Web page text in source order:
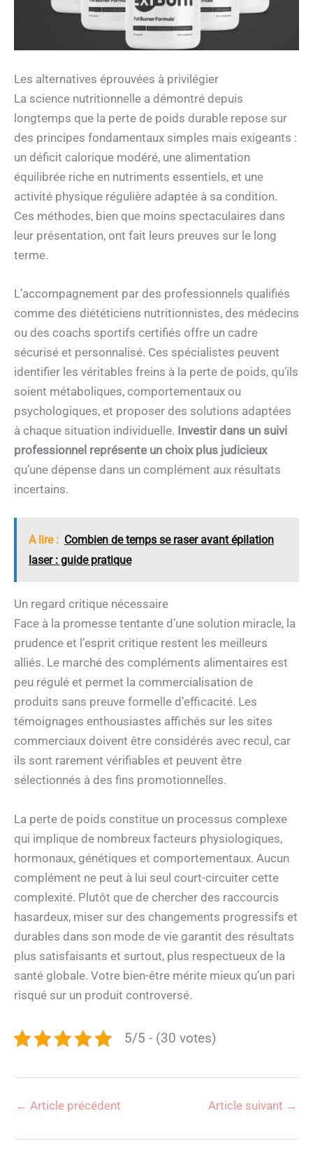
Les alternatives éprouvées à privilégier
La science nutritionnelle a démontré depuis
longtemps que la perte de poids durable repose sur
des principes fondamentaux simples mais exigeants :
un déficit calorique modéré, une alimentation
équilibrée riche en nutriments essentiels, et une
activité physique régulière adaptée à sa condition.
Ces méthodes, bien que moins spectaculaires dans
leur présentation, ont fait leurs preuves sur le long
terme.
L’accompagnement par des professionnels qualifiés
comme des diététiciens nutritionnistes, des médecins
ou des coachs sportifs certifiés offre un cadre
sécurisé et personnalisé. Ces spécialistes peuvent
identifier les véritables freins à la perte de poids, qu’ils
soient métaboliques, comportementaux ou
psychologiques, et proposer des solutions adaptées
à chaque situation individuelle. Investir dans un suivi
professionnel représente un choix plus judicieux
qu’une dépense dans un complément aux résultats
incertains.
A lire : Combien de temps se raser avant épilation
laser : guide pratique
Un regard critique nécessaire
Face à la promesse tentante d’une solution miracle, la
prudence et l’esprit critique restent les meilleurs
alliés. Le marché des compléments alimentaires est
peu régulé et permet la commercialisation de
produits sans preuve formelle d’efficacité. Les
témoignages enthousiastes affichés sur les sites
commerciaux doivent être considérés avec recul, car
ils sont rarement vérifiables et peuvent être
sélectionnés à des fins promotionnelles.
La perte de poids constitue un processus complexe
qui implique de nombreux facteurs physiologiques,
hormonaux, génétiques et comportementaux. Aucun
complément ne peut à lui seul court-circuiter cette
complexité. Plutôt que de chercher des raccourcis
hasardeux, miser sur des changements progressifs et
durables dans son mode de vie garantit des résultats
plus satisfaisants et surtout, plus respectueux de la
santé globale. Votre bien-être mérite mieux qu’un pari
risqué sur un produit controversé.
5/5 - (30 votes)
← Article précédent Article suivant →